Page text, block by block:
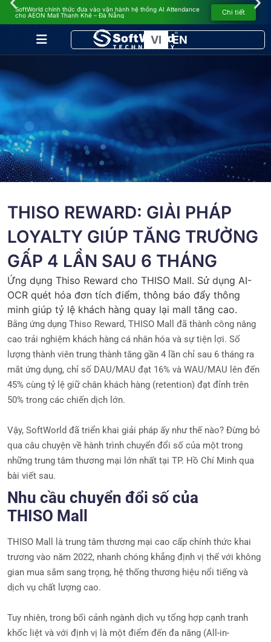
SoftWorld chính thức đưa vào vận hành hệ thống AI Attendance
cho AEON Mall Thanh Khê – Đà Nẵng
Chi tiết
VI EN
CASE STUDY
THISO REWARD: GIẢI PHÁP
LOYALTY GIÚP TĂNG TRƯỞNG
GẤP 4 LẦN SAU 6 THÁNG
Ứng dụng Thiso Reward cho THISO Mall. Sử dụng AI-
OCR quét hóa đơn tích điểm, thông báo đẩy thông
minh giúp tỷ lệ khách hàng quay lại mall tăng cao.
Bằng ứng dụng Thiso Reward, THISO Mall đã thành công nâng
cao trải nghiệm khách hàng cá nhân hóa và sự tiện lợi. Số
lượng thành viên trung thành tăng gần 4 lần chỉ sau 6 tháng ra
mắt ứng dụng, chỉ số DAU/MAU đạt 16% và WAU/MAU lên đến
45% cùng tỷ lệ giữ chân khách hàng (retention) đạt đỉnh trên
50% trong các chiến dịch lớn.
Vậy, SoftWorld đã triển khai giải pháp ấy như thế nào? Đừng bỏ
qua câu chuyện về hành trình chuyển đổi số của một trong
những trung tâm thương mại lớn nhất tại TP. Hồ Chí Minh qua
bài viết sau.
Nhu cầu chuyển đổi số của
THISO Mall
THISO Mall là trung tâm thương mại cao cấp chính thức khai
trương vào năm 2022, nhanh chóng khẳng định vị thế với không
gian mua sắm sang trọng, hệ thống thương hiệu nổi tiếng và
dịch vụ chất lượng cao.
Tuy nhiên, trong bối cảnh ngành dịch vụ tổng hợp cạnh tranh
khốc liệt và với định vị là một điểm đến đa năng (All-in-